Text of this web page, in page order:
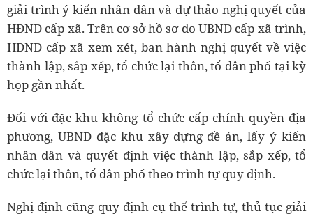
giải trình ý kiến nhân dân và dự thảo nghị quyết của
HĐND cấp xã. Trên cơ sở hồ sơ do UBND cấp xã trình,
HĐND cấp xã xem xét, ban hành nghị quyết về việc
thành lập, sắp xếp, tổ chức lại thôn, tổ dân phố tại kỳ
họp gần nhất.
Đối với đặc khu không tổ chức cấp chính quyền địa
phương, UBND đặc khu xây dựng đề án, lấy ý kiến
nhân dân và quyết định việc thành lập, sắp xếp, tổ
chức lại thôn, tổ dân phố theo trình tự quy định.
Nghị định cũng quy định cụ thể trình tự, thủ tục giải